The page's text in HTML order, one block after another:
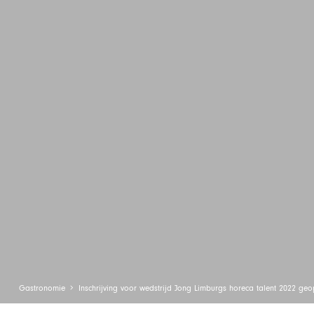
Gastronomie Inschrijving voor wedstrijd Jong Limburgs horeca talent 2022